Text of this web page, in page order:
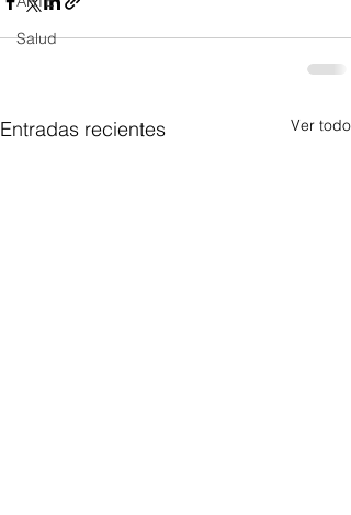
Salud
Entradas recientes Ver todo